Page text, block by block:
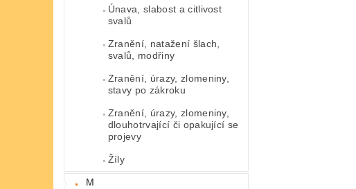
Únava, slabost a citlivost
svalů
Zranění, natažení šlach,
svalů, modřiny
Zranění, úrazy, zlomeniny,
stavy po zákroku
Zranění, úrazy, zlomeniny,
dlouhotrvající či opakující se
projevy
Žíly
M